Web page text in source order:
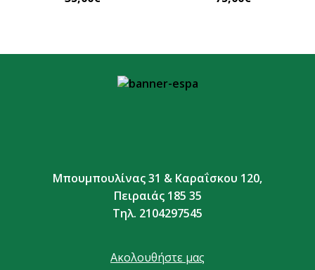
Μπουμπουλίνας 31 & Καραΐσκου 120,
Πειραιάς 185 35
Τηλ. 2104297545
Ακολουθήστε μας